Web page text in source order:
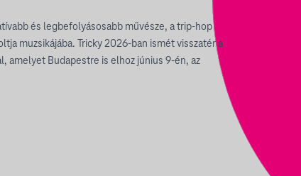
és legbefolyásosabb művésze, a trip-hop
muzsikájába. Tricky 2026-ban ismét visszatér a
amelyet Budapestre is elhoz június 9-én, az